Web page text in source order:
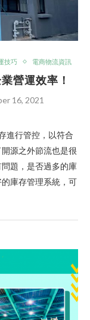
技巧 電商物流資訊
營運效率！
16, 2021
進行管控，以符合
源之外節流也是很
題，是否過多的庫
庫存管理系統，可